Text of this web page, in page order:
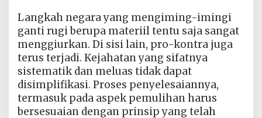
Langkah negara yang mengiming-imingi
ganti rugi berupa materiil tentu saja sangat
menggiurkan. Di sisi lain, pro-kontra juga
terus terjadi. Kejahatan yang sifatnya
sistematik dan meluas tidak dapat
disimplifikasi. Proses penyelesaiannya,
termasuk pada aspek pemulihan harus
bersesuaian dengan prinsip yang telah